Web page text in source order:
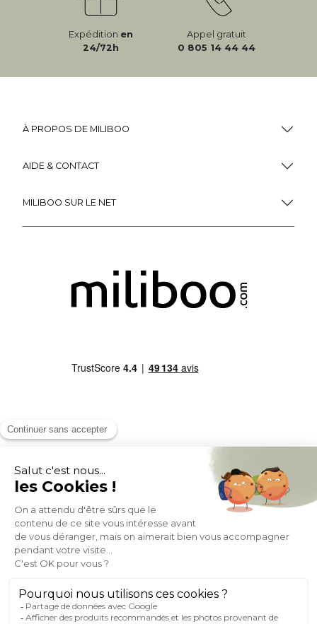
Expédition en
24/72h
Appel gratuit
0 805 14 44 44
À PROPOS DE MILIBOO
AIDE & CONTACT
MILIBOO SUR LE NET
MOYENS DE PAIEMENT